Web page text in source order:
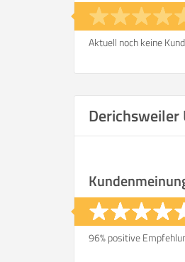
Aktuell noch keine
Derichsweiler
96% positive